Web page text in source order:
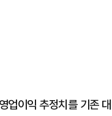
업이익 추정치를 기존